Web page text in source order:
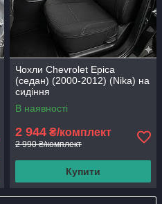
Чохли Chevrolet Epica
(седан) (2000-2012) (Nika) на
сидіння
В наявності
2 944 ₴/комплект
2 990 ₴/комплект
Купити